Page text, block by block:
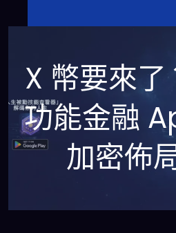
X 幣要來
功能金融
加密佈